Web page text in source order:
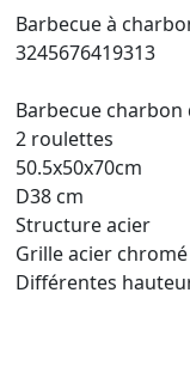
Barbecue à
3245676419313
Barbecue
2 roulettes
50.5x50x70cm
D38 cm
Structure acier
Grille acier chromé
Différentes